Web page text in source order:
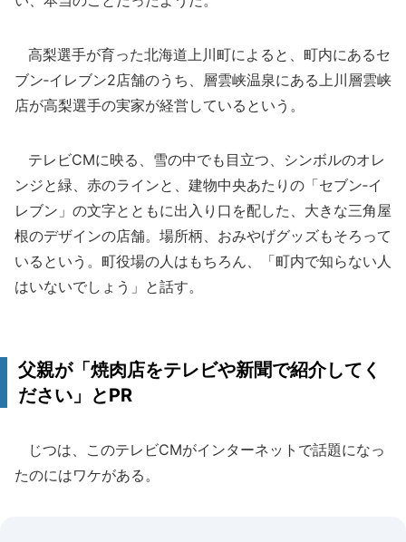
高梨選手が育った北海道上川町によると、町内にあるセ
ブン‐イレブン2店舗のうち、層雲峡温泉にある上川層雲峡
店が高梨選手の実家が経営しているという。
テレビCMに映る、雪の中でも目立つ、シンボルのオレ
ンジと緑、赤のラインと、建物中央あたりの「セブン‐イ
レブン」の文字とともに出入り口を配した、大きな三角屋
根のデザインの店舗。場所柄、おみやげグッズもそろって
いるという。町役場の人はもちろん、「町内で知らない人
はいないでしょう」と話す。
父親が「焼肉店をテレビや新聞で紹介してく
ださい」とPR
じつは、このテレビCMがインターネットで話題になっ
たのにはワケがある。